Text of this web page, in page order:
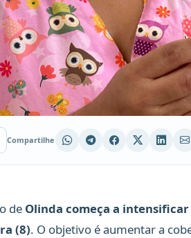
Compartilhe
de Olinda começa a
(8). O objetivo é aumentar a